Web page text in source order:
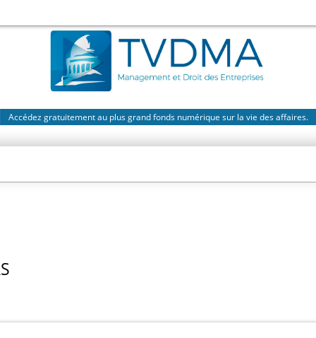
Accédez gratuitement au plus grand fonds numérique sur la vie des affaires.